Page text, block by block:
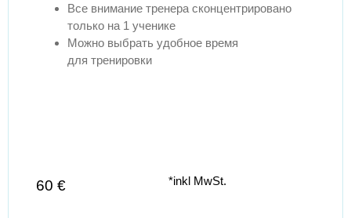
Все внимание тренера сконцентрировано
только на 1 ученике
Можно выбрать удобное время
для тренировки
60 € *inkl MwSt.